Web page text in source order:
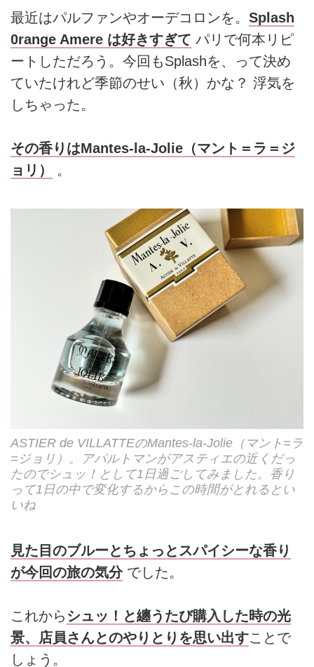
最近はパルファンやオーデコロンを。 Splash
0range Amere は好きすぎて パリで何本リピ
ートしただろう。今回もSplashを、って決め
ていたけれど季節のせい（秋）かな？ 浮気を
しちゃった。
その香りはMantes-la-Jolie（マント＝ラ＝ジ
ョリ）
。
ASTIER de VILLATTEのMantes-la-Jolie（マント=ラ
=ジョリ）。アパルトマンがアスティエの近くだっ
たのでシュッ！として1日過ごしてみました。香り
って1日の中で変化するからこの時間がとれるとい
いね
見た目のブルーとちょっとスパイシーな香り
が今回の旅の気分でした。
これから シュッ！と纏うたび購入した時の光
景、店員さんとのやりとりを思い出すことで
しょう。